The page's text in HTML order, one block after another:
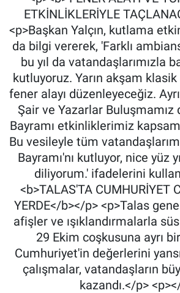
ETKİNLİKLERİYLE
<p>Başkan Yalçın, kutlama
da bilgi vererek, 'Farklı
bu yıl da vatandaşlarımızla
kutluyoruz. Yarın akşam
fener alayı düzenleyeceğiz.
Şair ve Yazarlar Buluşmamız
Bayramı etkinliklerimiz
Bu vesileyle tüm
Bayramı'nı kutluyor, nice yüz
diliyorum.' ifadelerini
<b>TALAS'TA CUMHURİYET
YERDE</b></p> <p>Talas
afişler ve ışıklandırmalarla
29 Ekim coşkusuna ayrı
Cumhuriyet'in değerlerini
çalışmalar, vatandaşların
kazandı.</p>